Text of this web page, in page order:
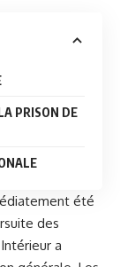
PRISON DE
été
des
a